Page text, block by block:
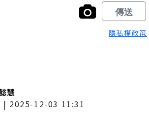
隱私權政策
慧
| 2025-12-03 11:31